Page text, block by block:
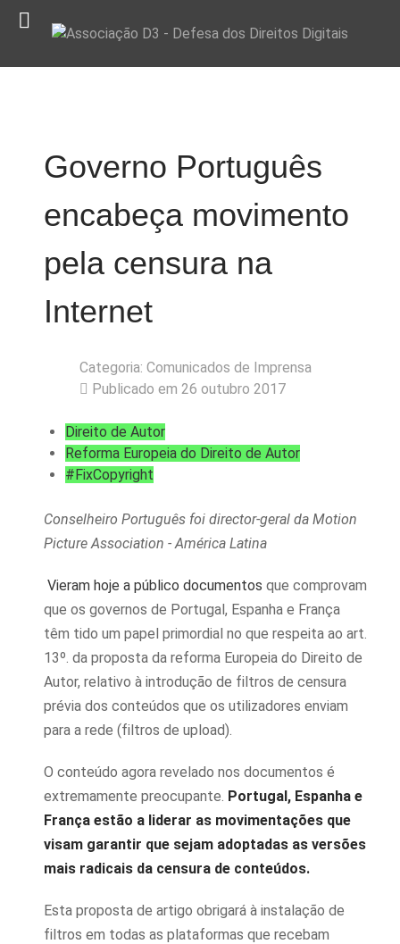
Governo Português
encabeça movimento
pela censura na
Internet
Categoria: Comunicados de Imprensa
Publicado em 26 outubro 2017
Direito de Autor
Reforma Europeia do Direito de Autor
#FixCopyright
Conselheiro Português foi director-geral da Motion
Picture Association - América Latina
Vieram hoje a público documentos que comprovam
que os governos de Portugal, Espanha e França
têm tido um papel primordial no que respeita ao art.
13º. da proposta da reforma Europeia do Direito de
Autor, relativo à introdução de filtros de censura
prévia dos conteúdos que os utilizadores enviam
para a rede (filtros de upload).
O conteúdo agora revelado nos documentos é
extremamente preocupante. Portugal, Espanha e
França estão a liderar as movimentações que
visam garantir que sejam adoptadas as versões
mais radicais da censura de conteúdos.
Esta proposta de artigo obrigará à instalação de
filtros em todas as plataformas que recebam